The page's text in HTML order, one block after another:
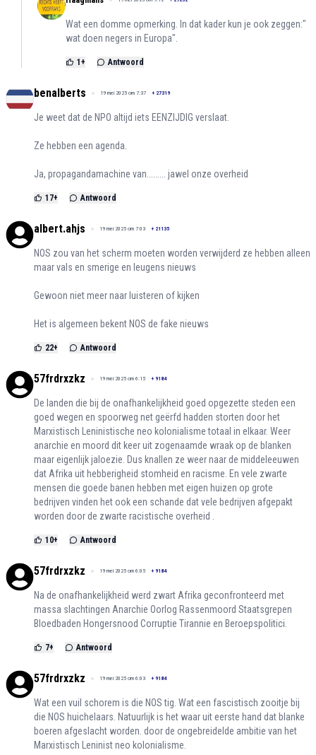
Wat een domme opmerking. In dat kader kun je ook zeggen:"
wat doen negers in Europa".
1+ Antwoord
benalberts 19 mei 2025 om 7:37 + 27319
Je weet dat de NPO altijd iets EENZIJDIG verslaat.
Ze hebben een agenda.
Ja, propagandamachine van......... jawel onze overheid
17+ Antwoord
albert.ahjs 19 mei 2025 om 7:03 + 21135
NOS zou van het scherm moeten worden verwijderd ze hebben alleen
maar vals en smerige en leugens nieuws
Gewoon niet meer naar luisteren of kijken
Het is algemeen bekent NOS de fake nieuws
22+ Antwoord
57frdrxzkz 19 mei 2025 om 6:15 + 9184
De landen die bij de onafhankelijkheid goed opgezette steden een
goed wegen en spoorweg net geërfd hadden storten door het
Marxistisch Leninistische neo kolonialisme totaal in elkaar. Weer
anarchie en moord dit keer uit zogenaamde wraak op de blanken
maar eigenlijk jaloezie. Dus knallen ze weer naar de middeleeuwen
dat Afrika uit hebberigheid stomheid en racisme. En vele zwarte
mensen die goede banen hebben met eigen huizen op grote
bedrijven vinden het ook een schande dat vele bedrijven afgepakt
worden door de zwarte racistische overheid .
10+ Antwoord
57frdrxzkz 19 mei 2025 om 6:05 + 9184
Na de onafhankelijkheid werd zwart Afrika geconfronteerd met
massa slachtingen Anarchie Oorlog Rassenmoord Staatsgrepen
Bloedbaden Hongersnood Corruptie Tirannie en Beroepspolitici.
7+ Antwoord
57frdrxzkz 19 mei 2025 om 6:03 + 9184
Wat een vuil schorem is die NOS tig. Wat een fascistisch zooitje bij
die NOS huichelaars. Natuurlijk is het waar uit eerste hand dat blanke
boeren afgeslacht worden. door de ongebreidelde ambitie van het
Marxistisch Leninist neo kolonialisme.